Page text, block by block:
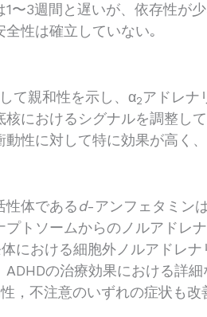
〜3週間と遅いが、依存性が
性は確立していない｡
て親和性を示し、α2アドレナ
におけるシグナルを調整し
性に対して特に効果が高く
性体であるd-アンフェタミン
トソームからのノルアドレ
における細胞外ノルアドレ
の治療効果における詳
，不注意のいずれの症状も改